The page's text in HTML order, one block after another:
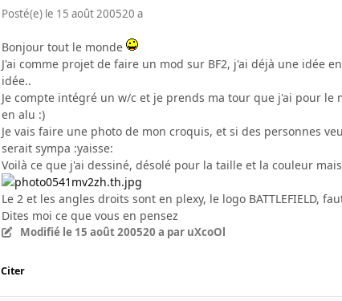
Posté(e) le 15 août 200520 a
Bonjour tout le monde
J'ai comme projet de faire un mod sur BF2, j'ai déjà une idée
idée..
Je compte intégré un w/c et je prends ma tour que j'ai pour
en alu :)
Je vais faire une photo de mon croquis, et si des personnes
serait sympa :yaisse:
Voilà ce que j'ai dessiné, désolé pour la taille et la couleur
Le 2 et les angles droits sont en plexy, le logo BATTLEFIELD,
Dites moi ce que vous en pensez
Modifié le 15 août 200520 a par uXcoOl
Citer